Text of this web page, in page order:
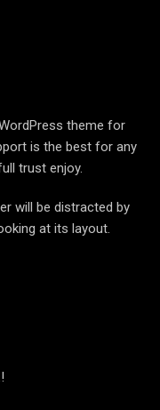
theme for
is the best for any
trust enjoy.
will be distracted by
at its layout.